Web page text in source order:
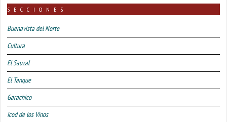
SECCIONES
Buenavista del Norte
Cultura
El Sauzal
El Tanque
Garachico
Icod de los Vinos